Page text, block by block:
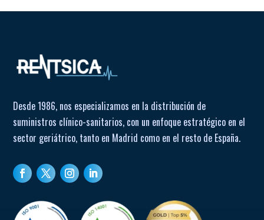
Desde 1986, nos especializamos en la distribución de
suministros clínico-sanitarios, con un enfoque estratégico en el
sector geriátrico, tanto en Madrid como en el resto de España.